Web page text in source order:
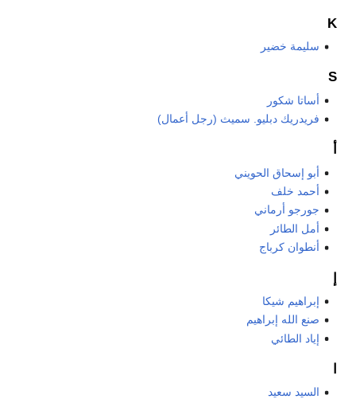
K
سليمة خضير
S
أساتا شكور
فريدريك دبليو. سميث (رجل أعمال)
أبو إسحاق الحويني
أحمد خلف
جورجو أرماني
أمل الطائر
أنطوان كرباج
إبراهيم شيكا
صنع الله إبراهيم
إياد الطائي
السيد سعيد